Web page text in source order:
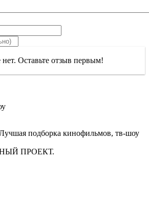
Оставьте отзыв первым!
подборка кинофильмов, тв-шоу
ПРОЕКТ.